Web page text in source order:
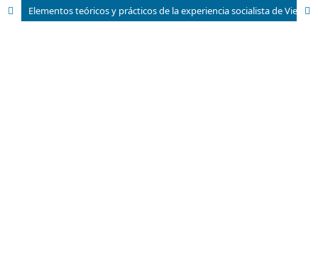
Elementos teóricos y prácticos de la experiencia socialista de Vietnam